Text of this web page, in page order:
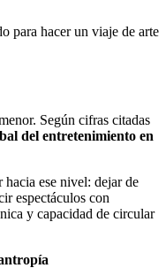
para hacer un viaje de arte
Según cifras citadas
del entretenimiento en
ese nivel: dejar de
espectáculos con
y capacidad de circular